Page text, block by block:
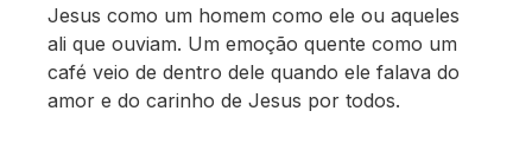
Jesus como um homem como ele ou aqueles
ali que ouviam. Um emoção quente como um
café veio de dentro dele quando ele falava do
amor e do carinho de Jesus por todos.